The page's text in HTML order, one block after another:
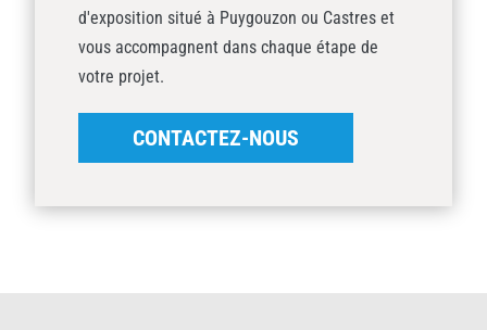
d'exposition situé à Puygouzon ou Castres et
vous accompagnent dans chaque étape de
votre projet.
CONTACTEZ-NOUS